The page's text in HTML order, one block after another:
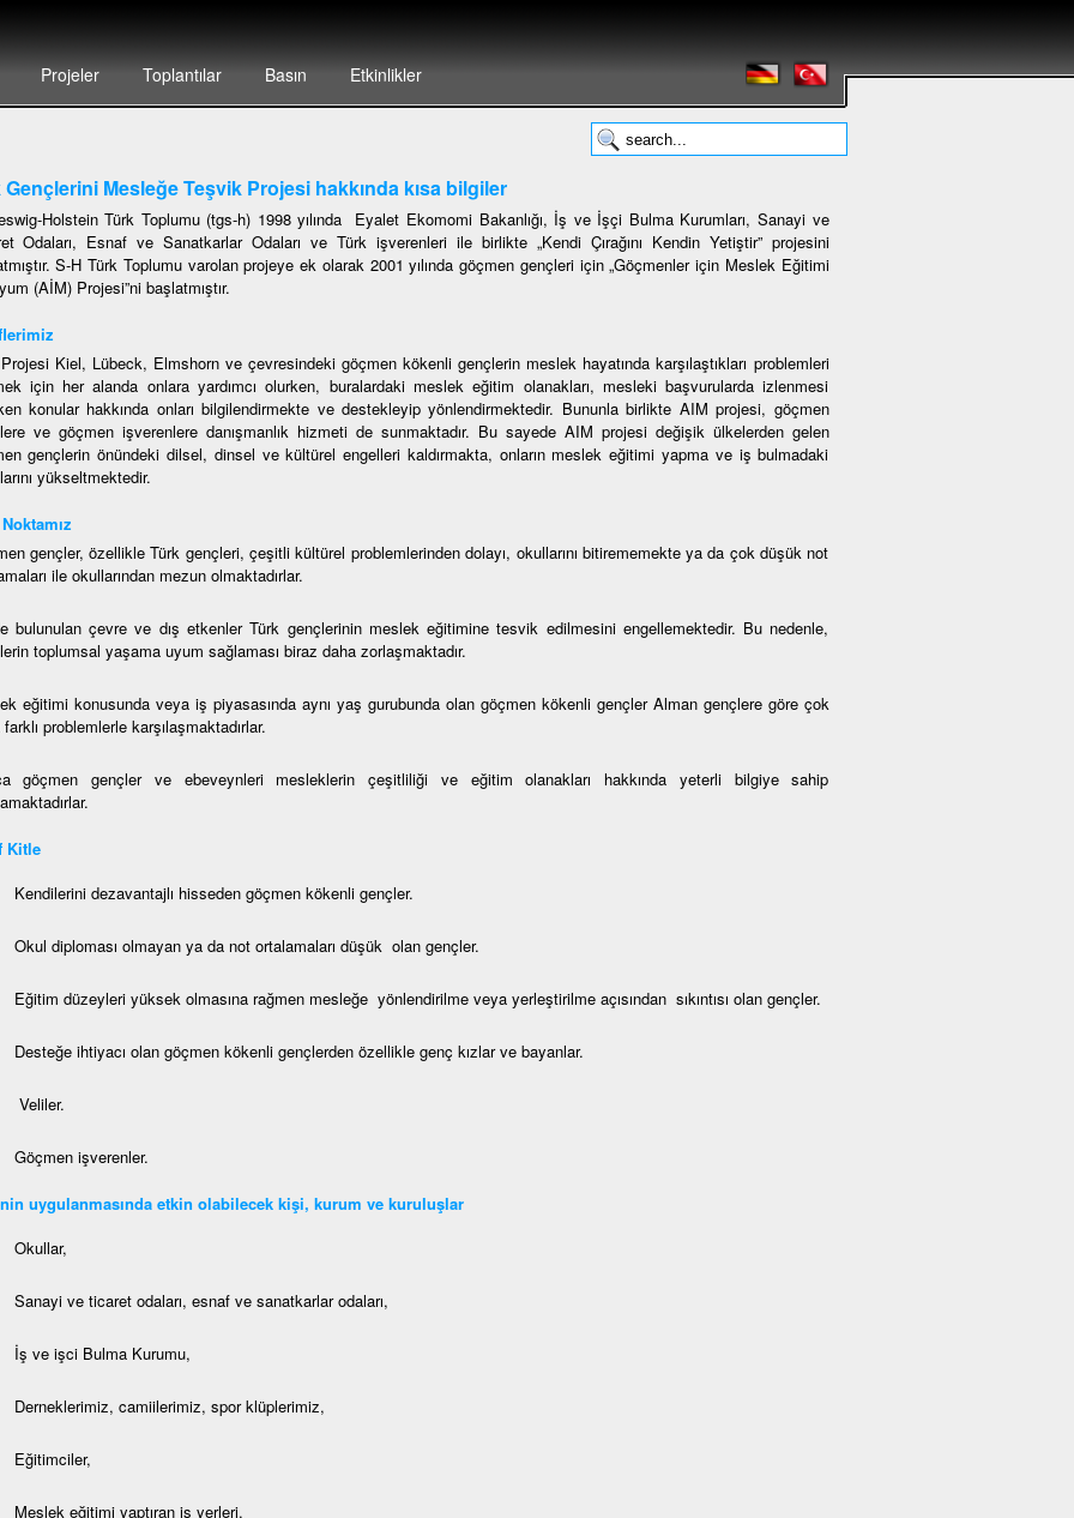
Projeler Toplantılar Basın Etkinlikler
Gençlerini Mesleğe Teşvik Projesi hakkında kısa bilgiler
Holstein Türk Toplumu (tgs-h) 1998 yılında Eyalet Ekomomi Bakanlığı, İş ve İşçi Bulma Kurumları, Sanayi ve
Odaları, Esnaf ve Sanatkarlar Odaları ve Türk işverenleri ile birlikte „Kendi Çırağını Kendin Yetiştir” projesini
S-H Türk Toplumu varolan projeye ek olarak 2001 yılında göçmen gençleri için „Göçmenler için Meslek Eğitimi
(AİM) Projesi”ni başlatmıştır.
Kiel, Lübeck, Elmshorn ve çevresindeki göçmen kökenli gençlerin meslek hayatında karşılaştıkları problemleri
için her alanda onlara yardımcı olurken, buralardaki meslek eğitim olanakları, mesleki başvurularda izlenmesi
konular hakkında onları bilgilendirmekte ve destekleyip yönlendirmektedir. Bununla birlikte AIM projesi, göçmen
ve göçmen işverenlere danışmanlık hizmeti de sunmaktadır. Bu sayede AIM projesi değişik ülkelerden gelen
gençlerin önündeki dilsel, dinsel ve kültürel engelleri kaldırmakta, onların meslek eğitimi yapma ve iş bulmadaki
yükseltmektedir.
Noktamız
gençler, özellikle Türk gençleri, çeşitli kültürel problemlerinden dolayı, okullarını bitirememekte ya da çok düşük not
ile okullarından mezun olmaktadırlar.
bulunulan çevre ve dış etkenler Türk gençlerinin meslek eğitimine tesvik edilmesini engellemektedir. Bu nedenle,
toplumsal yaşama uyum sağlaması biraz daha zorlaşmaktadır.
eğitimi konusunda veya iş piyasasında aynı yaş gurubunda olan göçmen kökenli gençler Alman gençlere göre çok
problemlerle karşılaşmaktadırlar.
göçmen gençler ve ebeveynleri mesleklerin çeşitliliği ve eğitim olanakları hakkında yeterli bilgiye sahip
Kitle
Kendilerini dezavantajlı hisseden göçmen kökenli gençler.
Okul diploması olmayan ya da not ortalamaları düşük olan gençler.
Eğitim düzeyleri yüksek olmasına rağmen mesleğe yönlendirilme veya yerleştirilme açısından sıkıntısı olan gençler.
Desteğe ihtiyacı olan göçmen kökenli gençlerden özellikle genç kızlar ve bayanlar.
Veliler.
Göçmen işverenler.
uygulanmasında etkin olabilecek kişi, kurum ve kuruluşlar
Okullar,
Sanayi ve ticaret odaları, esnaf ve sanatkarlar odaları,
İş ve işci Bulma Kurumu,
Derneklerimiz, camiilerimiz, spor klüplerimiz,
Eğitimciler,
Meslek eğitimi yaptıran iş yerleri,